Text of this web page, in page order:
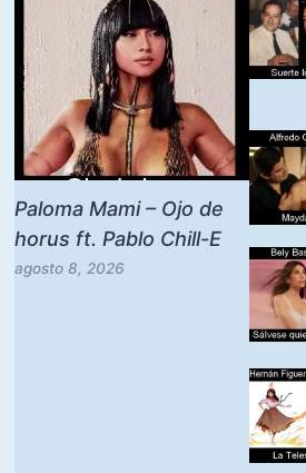
Paloma Mami – Ojo de
horus ft. Pablo Chill-E
agosto 8, 2026